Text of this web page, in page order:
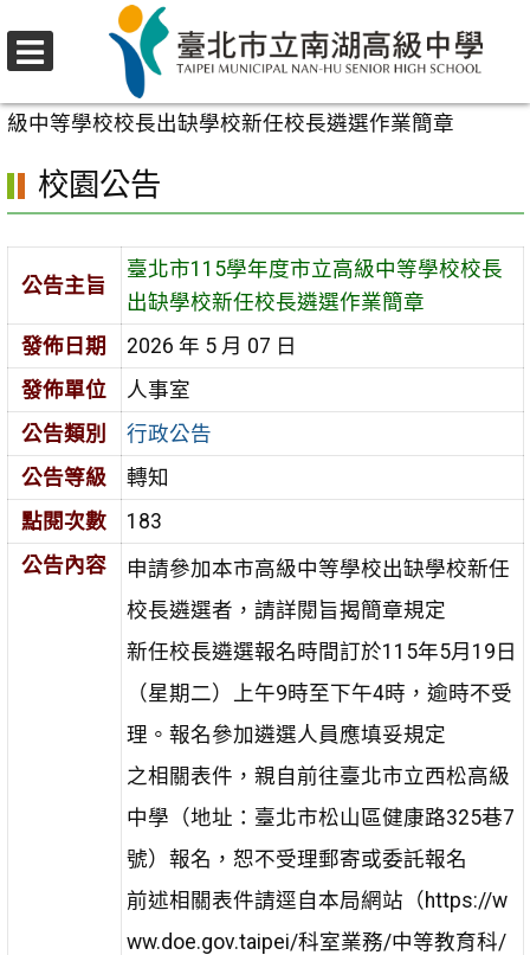
至
要
區
校園公告
級中等學校校長出缺學校新任校長遴選作業簡章
校園公告
公告主旨
臺北市115學年度市立高級中等學校校長
出缺學校新任校長遴選作業簡章
發佈日期
2026 年 5 月 07 日
發佈單位
人事室
公告類別
行政公告
公告等級
轉知
點閱次數
183
公告內容
申請參加本市高級中等學校出缺學校新任
校長遴選者，請詳閱旨揭簡章規定
新任校長遴選報名時間訂於115年5月19日
（星期二）上午9時至下午4時，逾時不受
理。報名參加遴選人員應填妥規定
之相關表件，親自前往臺北市立西松高級
中學（地址：臺北市松山區健康路325巷7
號）報名，恕不受理郵寄或委託報名
前述相關表件請逕自本局網站（https://w
ww.doe.gov.taipei/科室業務/中等教育科/
選
單